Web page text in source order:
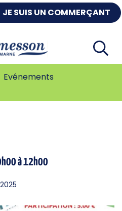
JE SUIS UN COMMERÇANT
Evénements
à 12h00